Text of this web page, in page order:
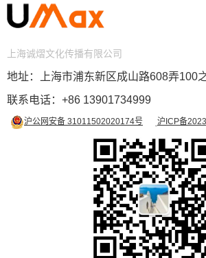
上海诚熠文化传播有限公司
地址：上海市浦东新区成山路608弄100
联系电话： +86 13901734999
沪公网安备 31011502020174号 沪ICP备